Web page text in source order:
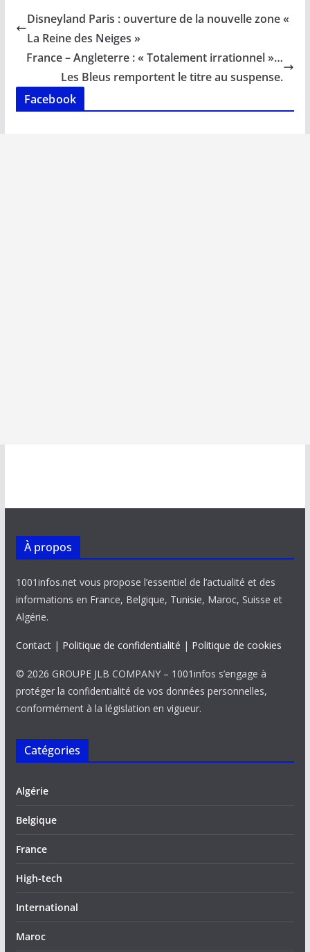
b
o
o
k
l s
A
p
p
e
dI
n
y
n
k
g
Disneyland Paris : ouverture de la nouvelle zone «
La Reine des Neiges »
France – Angleterre : « Totalement irrationnel »…
Les Bleus remportent le titre au suspense.
Facebook
À propos
1001infos.net vous propose l’essentiel de l’actualité et des
informations en France, Belgique, Tunisie, Maroc, Suisse et
Algérie.
Contact| Politique de confidentialité | Politique de cookies
© 2026 GROUPE JLB COMPANY – 1001infos s’engage à
protéger la confidentialité de vos données personnelles,
conformément à la législation en vigueur.
Catégories
Algérie
Belgique
France
High-tech
International
Maroc